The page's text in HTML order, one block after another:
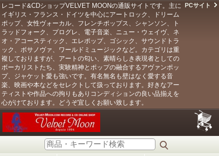
レコード&CDショップVELVET MOONの通販サイトです。主に
イギリス・フランス・ドイツを中心にアートロック、ドリーム
ポップ、女性ヴォーカル、フレンチポップス、シャンソン、ト
ラッドフォーク、プログレ、電子音楽、ニュー・ウェイヴ、ネ
オ・アコースティック、エレポップ、ゴシック、サウンドトラ
ック、ボサノヴァ、ワールドミュージックなど。カテゴリは重
複しておりますが、アートの匂い、素晴らしき表現者としての
ボーカリストたち、実験精神とポップの融合するアヴァンポッ
プ、ジャケット愛も強いです。有名無名も壁はなく愛する音
楽、映画や本などをセレクトして扱っております。好きなアー
ティストや作品への拘りもありコンディションの良い品揃えを
心がけております。どうぞ宜しくお願い致します。
PCサイト